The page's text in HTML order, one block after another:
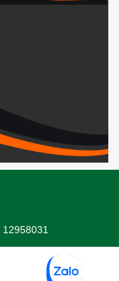
12958031